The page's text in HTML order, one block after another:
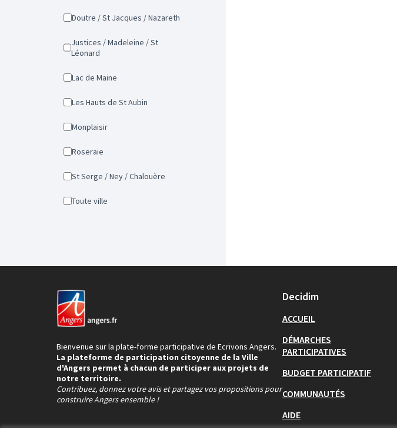
Doutre / St Jacques / Nazareth
Justices / Madeleine / St
Léonard
Lac de Maine
Les Hauts de St Aubin
Monplaisir
Roseraie
St Serge / Ney / Chalouère
Toute ville
Bienvenue sur la plate-forme participative de Ecrivons Angers.
La plateforme de participation citoyenne de la Ville
d'Angers permet à chacun de participer aux projets de
notre territoire.
Contribuez, donnez votre avis et partagez vos propositions pour
construire Angers ensemble !
Decidim
ACCUEIL
DÉMARCHES
PARTICIPATIVES
BUDGET PARTICIPATIF
COMMUNAUTÉS
AIDE